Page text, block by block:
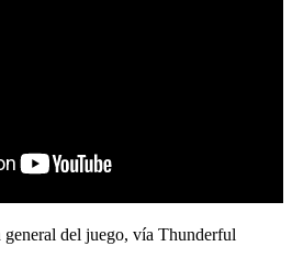
del juego, vía Thunderful